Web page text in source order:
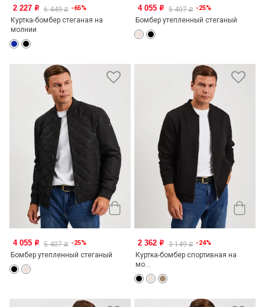
2 227 o 6 449o -65%
Куртка-бомбер стеганая на
молнии
4 055 o 5 407o -25%
Бомбер утепленный стеганый
4 055 o 5 407o -25%
Бомбер утепленный стеганый
2 362 o 3 149o -24%
Куртка-бомбер спортивная на
мо...